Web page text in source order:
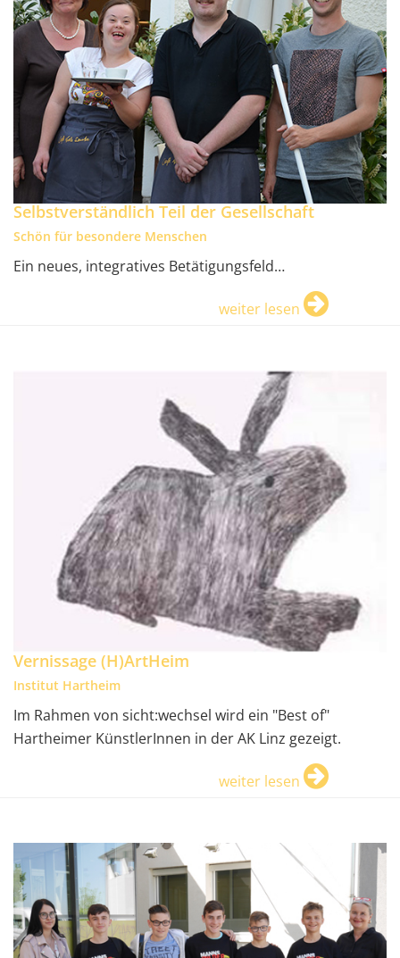
Selbstverständlich Teil der Gesellschaft
Schön für besondere Menschen
Ein neues, integratives Betätigungsfeld…
weiter lesen
Vernissage (H)ArtHeim
Institut Hartheim
Im Rahmen von sicht:wechsel wird ein "Best of"
Hartheimer KünstlerInnen in der AK Linz gezeigt.
weiter lesen